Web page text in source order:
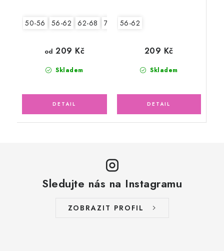
50-56 56-62 62-68 74-80 80-86
Skladem
od 209 Kč
56-62
Skladem
209 Kč
Sledujte nás na Instagramu
ZOBRAZIT PROFIL